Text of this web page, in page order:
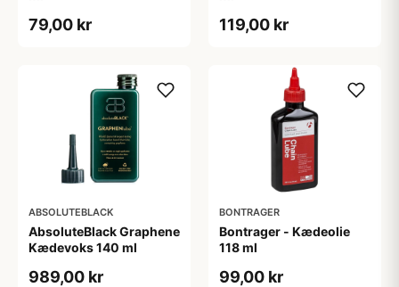
79,00 kr 119,00 kr
ABSOLUTEBLACK
AbsoluteBlack Graphene
Kædevoks 140 ml
989,00 kr
BONTRAGER
Bontrager - Kædeolie
118 ml
99,00 kr